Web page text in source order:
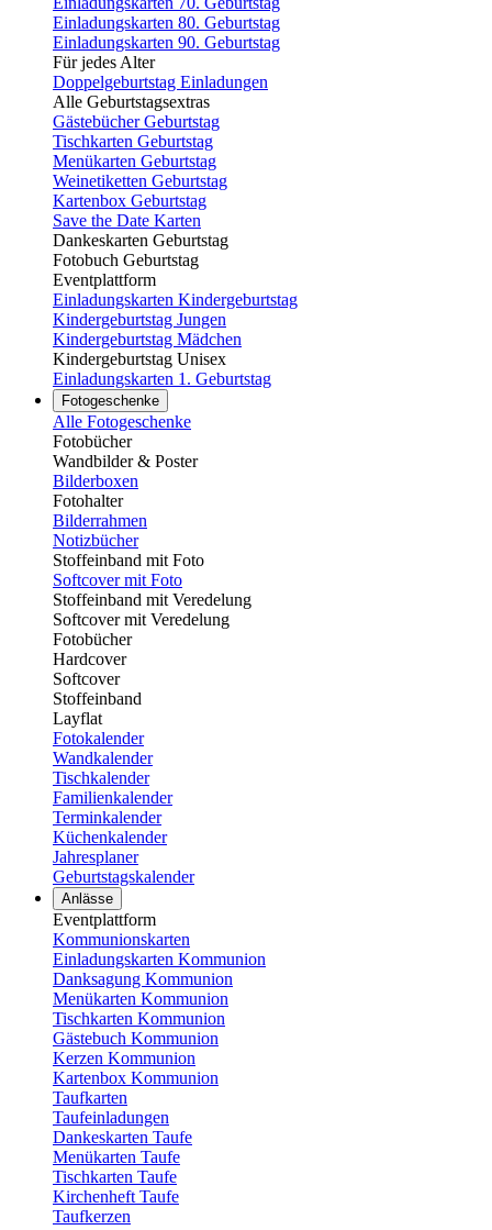
Einladungskarten 80. Geburtstag
Einladungskarten 90. Geburtstag
Für jedes Alter
Doppelgeburtstag Einladungen
Alle Geburtstagsextras
Gästebücher Geburtstag
Tischkarten Geburtstag
Menükarten Geburtstag
Weinetiketten Geburtstag
Kartenbox Geburtstag
Save the Date Karten
Dankeskarten Geburtstag
Fotobuch Geburtstag
Eventplattform
Einladungskarten Kindergeburtstag
Kindergeburtstag Jungen
Kindergeburtstag Mädchen
Kindergeburtstag Unisex
Einladungskarten 1. Geburtstag
Fotogeschenke
Alle Fotogeschenke
Fotobücher
Wandbilder & Poster
Bilderboxen
Fotohalter
Bilderrahmen
Notizbücher
Stoffeinband mit Foto
Softcover mit Foto
Stoffeinband mit Veredelung
Softcover mit Veredelung
Fotobücher
Hardcover
Softcover
Stoffeinband
Layflat
Fotokalender
Wandkalender
Tischkalender
Familienkalender
Terminkalender
Küchenkalender
Jahresplaner
Geburtstagskalender
Anlässe
Eventplattform
Kommunionskarten
Einladungskarten Kommunion
Danksagung Kommunion
Menükarten Kommunion
Tischkarten Kommunion
Gästebuch Kommunion
Kerzen Kommunion
Kartenbox Kommunion
Taufkarten
Taufeinladungen
Dankeskarten Taufe
Menükarten Taufe
Tischkarten Taufe
Kirchenheft Taufe
Taufkerzen